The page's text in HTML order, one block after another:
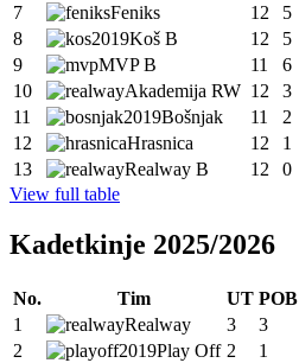
7
Feniks 12 5
8
Koš B 12 5
9
MVP B 11 6
10
Akademija RW 12 3
11
Bošnjak 11 2
12
Hrasnica 12 1
13
Realway B 12 0
View full table
Kadetkinje 2025/2026
No. Tim UT POB
1
Realway 3 3
2
Play Off 2 1